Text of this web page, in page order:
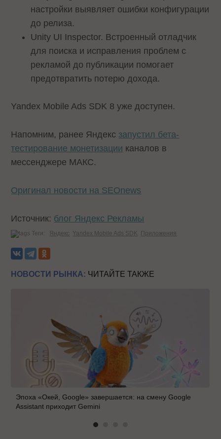
настройки выявляет ошибки конфигурации
до релиза.
Unity UI Inspector. Встроенный отладчик
для поиска и исправления проблем с
рекламой до публикации помогает
предотвратить потерю дохода.
Yandex Mobile Ads SDK 8 уже доступен.
Напомним, ранее Яндекс запустил бета-
тестирование монетизации каналов в
мессенджере МАКС.
Оригинал новости на SEOnews
Источник: блог Яндекс Рекламы
Теги: Яндекс Yandex Mobile Ads SDK Приложения
НОВОСТИ РЫНКА: ЧИТАЙТЕ ТАКЖЕ
Эпоха «Окей, Google» завершается: на смену Google
Assistant приходит Gemini